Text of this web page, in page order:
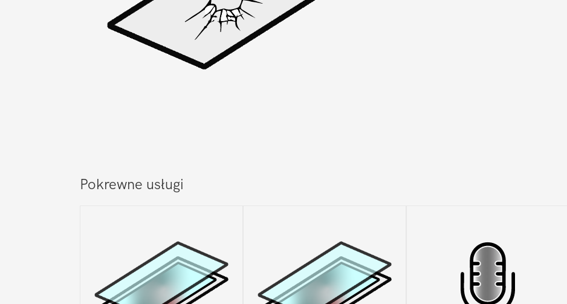
Pokrewne usługi